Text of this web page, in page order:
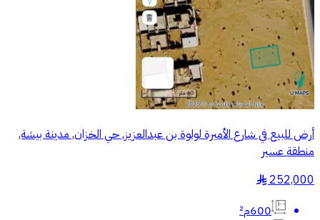
أرض للبيع في شارع الأميرة لولوة بن عبدالعزيز, حي الخزان, مدينة بيشة,
منطقة عسير
252,000
§
600م²